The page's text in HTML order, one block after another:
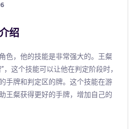
绍
色，他的技能是非常强大的。王粲
，这个技能可以让他在判定阶段时，
手牌和判定区的牌。这个技能在游
王粲获得更好的手牌，增加自己的